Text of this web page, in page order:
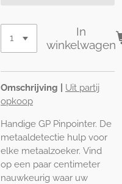
In
winkelwagen
Omschrijving | Uit partij
opkoop
Handige GP Pinpointer. De
metaaldetectie hulp voor
elke metaalzoeker. Vind
op een paar centimeter
nauwkeurig waar uw